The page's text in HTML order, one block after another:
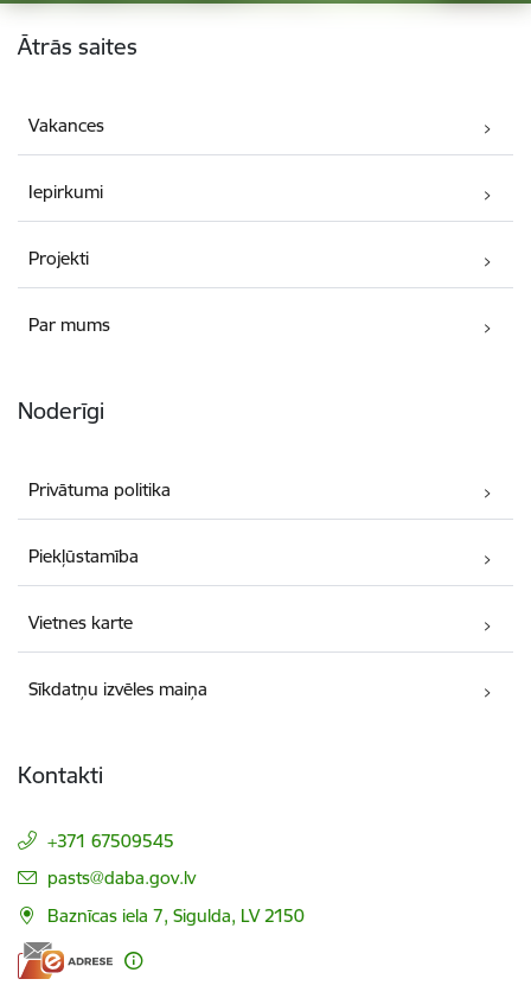
Kājene
Ātrās saites
Vakances
Iepirkumi
Projekti
Par mums
Noderīgi
Privātuma politika
Piekļūstamība
Vietnes karte
Sīkdatņu izvēles maiņa
Kontakti
+371 67509545
E-pasts:
pasts@daba.gov.lv
Baznīcas iela 7, Sigulda, LV 2150